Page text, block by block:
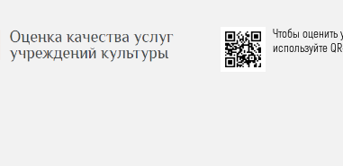
Чтобы оценить
используйте